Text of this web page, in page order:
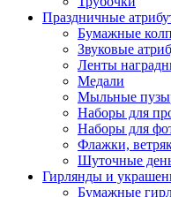
Праздничные
Бумажные
Звуковые
Ленты
Медали
Мыльные
Наборы для
Наборы для
Флажки,
Шуточные
Гирлянды и
Бумажные